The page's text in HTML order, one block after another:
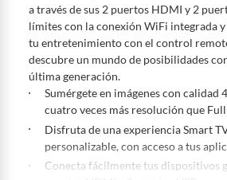
Tienes 30 días calendario desde que
pedir su devolución. Ten en cuenta que
categorías no se pueden devolver si
Ten en cuenta que hay productos de
pueden devolver si cambias de
personal, alimentos, bebidas,
vitaminas, intangibles, licencias,
electrónicos, tecnología, colchones,
Para conocer más sobre el derecho de retracto
a través de sus 2 puertos HDMI y 2
límites con la conexión WiFi integrada
tu entretenimiento con el control
descubre un mundo de posibilidades
última generación.
Sumérgete en imágenes con calidad
cuatro veces más resolución que
Disfruta de una experiencia Smart
personalizable, con acceso a tus
Conecta fácilmente tus dispositivos